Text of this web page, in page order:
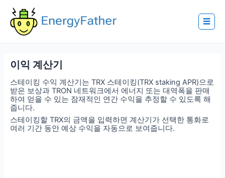
content
☰
이익 계산기
스테이킹 수익 계산기는 TRX 스테이킹(TRX staking APR)으로
받은 보상과 TRON 네트워크에서 에너지 또는 대역폭을 판매
하여 얻을 수 있는 잠재적인 연간 수익을 추정할 수 있도록 해
줍니다.
스테이킹할 TRX의 금액을 입력하면 계산기가 선택한 통화로
여러 기간 동안 예상 수익을 자동으로 보여줍니다.